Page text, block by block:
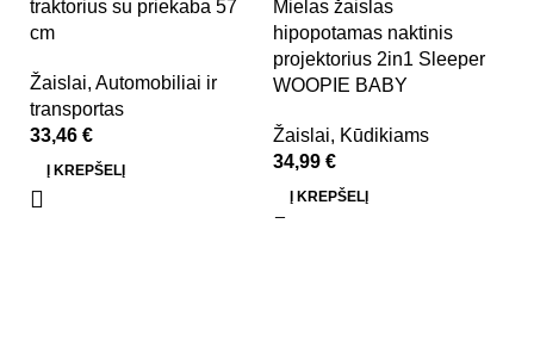
traktorius su priekaba 57
cm
Žaislai, Automobiliai ir
transportas
33,46 €
Į KREPŠELĮ
Mielas žaislas
hipopotamas naktinis
projektorius 2in1 Sleeper
WOOPIE BABY
Žaislai, Kūdikiams
34,99 €
Į KREPŠELĮ